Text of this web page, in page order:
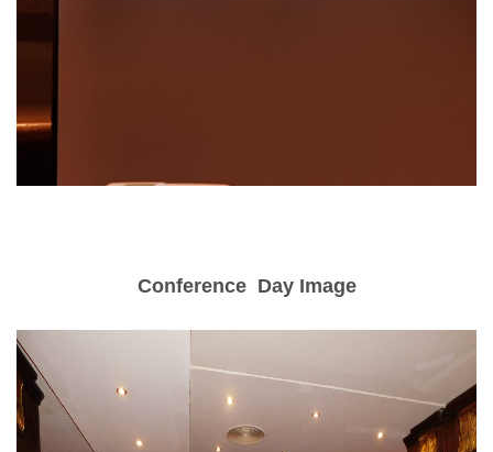
Conference Day Image